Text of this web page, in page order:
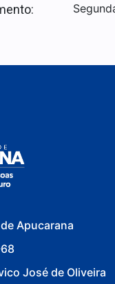
Apucarana
José de Oliveira